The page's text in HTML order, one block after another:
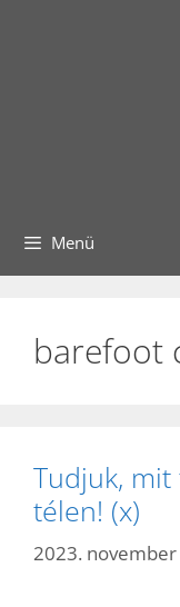
Menü
barefoot
Tudjuk,
télen! (x)
2023.